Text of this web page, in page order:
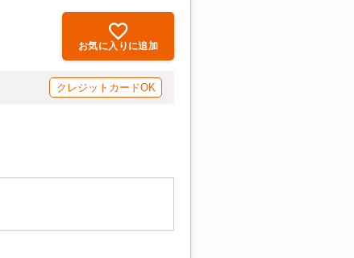
お気に入りに追加
クレジットカードOK